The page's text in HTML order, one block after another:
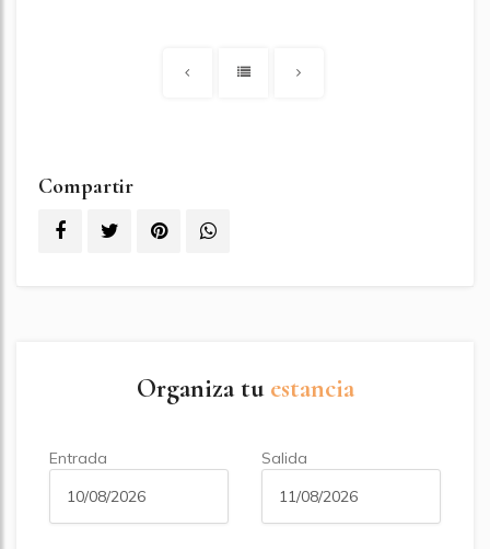
Compartir
Organiza tu estancia
Entrada Salida